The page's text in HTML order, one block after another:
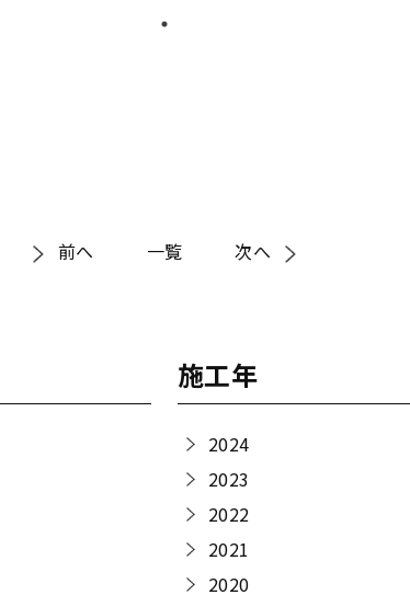
前へ 一覧 次へ
施工年
2024
2023
2022
2021
2020